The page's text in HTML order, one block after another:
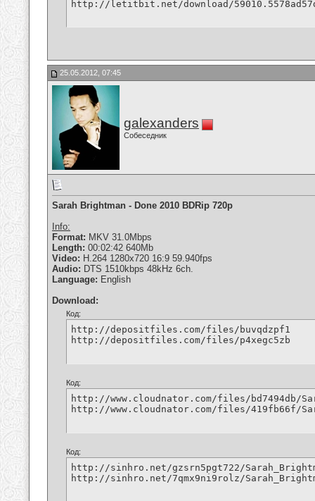
http://letitbit.net/download/
25.05.2012, 07:45
galexanders
Собеседник
Sarah Brightman - Done 2010 BDRip 720p
Info:
Format: MKV 31.0Mbps
Length: 00:02:42 640Mb
Video: H.264 1280x720 16:9 59.940fps
Audio: DTS 1510kbps 48kHz 6ch.
Language: English
Download:
Код:
http://depositfiles.com/files/buvqdzpf1
http://depositfiles.com/files/p4xegc5zb
Код:
http://www.cloudnator.com/files/bd7494db/
http://www.cloudnator.com/files/419fb66f/
Код:
http://sinhro.net/gzsrn5pgt722/
http://sinhro.net/7qmx9ni9rolz/